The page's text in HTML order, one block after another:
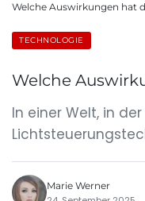
Welche Auswirkungen hat
TECHNOLOGIE
Welche
In einer Welt, in
Marie Werner